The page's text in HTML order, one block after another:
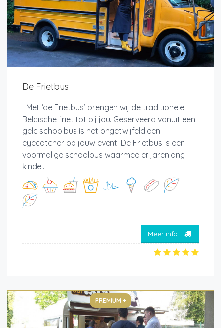
De Frietbus
Met ‘de Frietbus’ brengen wij de traditionele
Belgische friet tot bij jou. Geserveerd vanuit een
gele schoolbus is het ongetwijfeld een
eyecatcher op jouw event! De Frietbus is een
voormalige schoolbus waarmee er jarenlang
kinde...
Meer info
PREMIUM +